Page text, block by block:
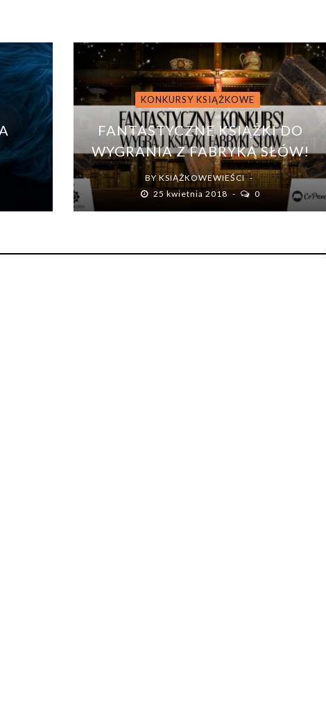
KONKURSY KSIĄŻKOWE
FANTASTYCZNE KSIĄŻKI DO
WYGRANIA Z FABRYKĄ SŁÓW!
BYKSIĄŻKOWEWIEŚCI
25 kwietnia 2018
0